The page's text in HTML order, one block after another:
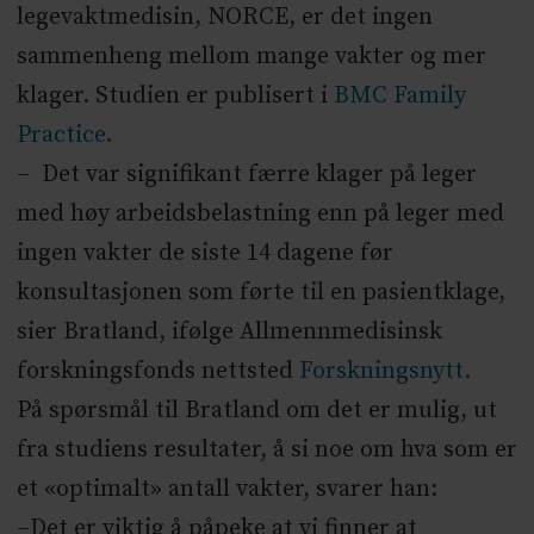
legevaktmedisin, NORCE, er det ingen
sammenheng mellom mange vakter og mer
klager. Studien er publisert i BMC Family
Practice.
– Det var signifikant færre klager på leger
med høy arbeidsbelastning enn på leger med
ingen vakter de siste 14 dagene før
konsultasjonen som førte til en pasientklage,
sier Bratland, ifølge Allmennmedisinsk
forskningsfonds nettsted Forskningsnytt.
På spørsmål til Bratland om det er mulig, ut
fra studiens resultater, å si noe om hva som er
et «optimalt» antall vakter, svarer han: